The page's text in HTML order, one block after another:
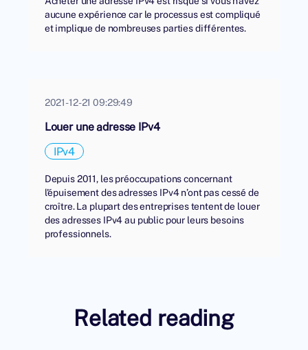
aucune expérience car le processus est compliqué
et implique de nombreuses parties différentes.
2021-12-21 09:29:49
Louer une adresse IPv4
IPv4
Depuis 2011, les préoccupations concernant
l'épuisement des adresses IPv4 n’ont pas cessé de
croître. La plupart des entreprises tentent de louer
des adresses IPv4 au public pour leurs besoins
professionnels.
Related reading